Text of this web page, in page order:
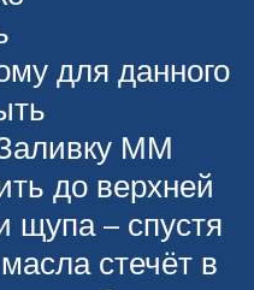
для данного
ММ
до верхней
щупа – спустя
стечёт в